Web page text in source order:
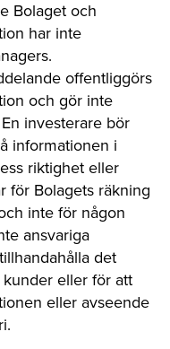
Bolaget och
har inte
offentliggörs
och gör inte
investerare bör
informationen i
riktighet eller
för Bolagets räkning
inte för någon
ansvariga
det
eller för att
eller avseende